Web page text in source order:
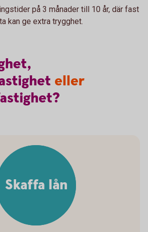
på 3 månader till 10 år, där fast
kan ge extra trygghet.
eller
Skaffa lån